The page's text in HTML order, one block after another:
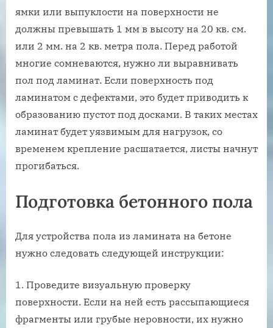
ямки или выпуклости на поверхности не
должны превышать 1 мм в высоту на 20 кв. см.
или 2 мм. на 2 кв. метра пола. Перед работой
многие сомневаются, нужно ли выравнивать
пол под ламинат. Если поверхность под
ламинатом с дефектами, это будет приводить к
образованию пустот под досками. В таких местах
ламинат будет уязвимым для нагрузок, со
временем крепление расшатается, листы начнут
прогибаться.
Подготовка бетонного пола
Для устройства пола из ламината на бетоне
нужно следовать следующей инструкции:
Проведите визуальную проверку
поверхности. Если на ней есть рассыпающиеся
фрагменты или грубые неровности, их нужно